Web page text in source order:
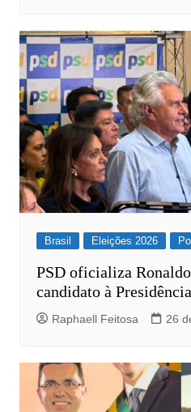
Brasil Eleições 2026
PSD oficializa
candidato à Presidência
Raphaell Feitosa 26